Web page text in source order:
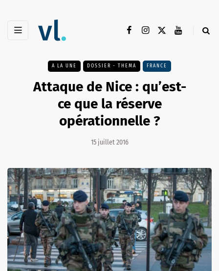
A LA UNE DOSSIER - THEMA FRANCE
Attaque de Nice : qu’est-
ce que la réserve
opérationnelle ?
15 juillet 2016